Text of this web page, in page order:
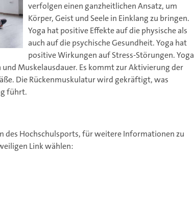
verfolgen einen ganzheitlichen Ansatz, um
Körper, Geist und Seele in Einklang zu bringen.
Yoga hat positive Effekte auf die physische als
auch auf die psychische Gesundheit. Yoga hat
positive Wirkungen auf Stress-Störungen. Yoga
Muskelausdauer. Es kommt zur Aktivierung der
Die Rückenmuskulatur wird gekräftigt, was
führt.
des Hochschulsports, für weitere Informationen zu
Link wählen: